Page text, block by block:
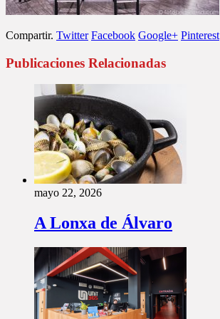
Compartir. Twitter Facebook Google+ Pinterest
Publicaciones Relacionadas
mayo 22, 2026
A Lonxa de Álvaro